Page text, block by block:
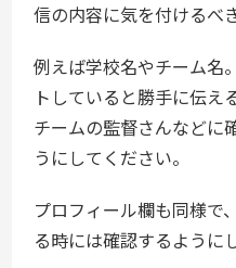
信の内容に気を付けるべ
例えば学校名やチーム
トしていると勝手に伝え
チームの監督さんなどに
うにしてください。
プロフィール欄も同様で
る時には確認するように